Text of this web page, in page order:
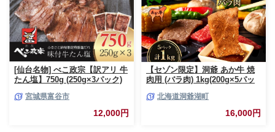
[仙台名物] べこ政宗【訳アリ 牛
たん塩】750g (250g×3パック)
[0256]宮城県富谷市
12,000円
【セゾン限定】洞爺 あか牛 焼
肉用 (バラ肉) 1kg(200g×5パッ
ーベキュー おうち焼肉 BBQ ジ
ューシー ヘルシー 赤身本来の
北海道洞爺湖町
16,000円